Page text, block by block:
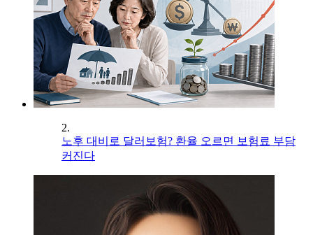
2.
노후 대비로 달러보험? 환율 오르면 보험료 부담
커진다